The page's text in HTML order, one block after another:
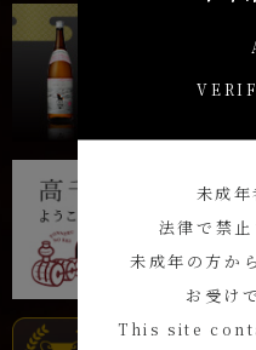
未成
法律で禁止
未成年の方か
お受け
This site